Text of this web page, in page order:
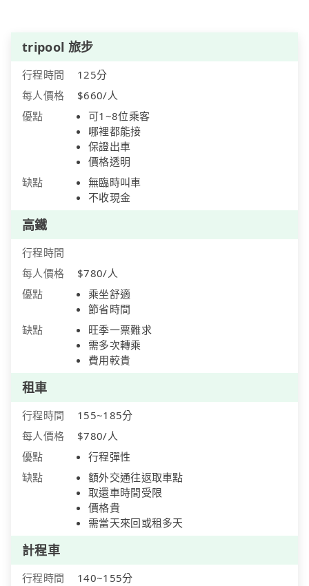
tripool 旅步
行程時間
125分
每人價格
$660/人
優點
可1~8位乘客
哪裡都能接
保證出車
價格透明
缺點
無臨時叫車
不收現金
高鐵
行程時間
每人價格
$780/人
優點
乘坐舒適
節省時間
缺點
旺季一票難求
需多次轉乘
費用較貴
租車
行程時間
155~185分
每人價格
$780/人
優點
行程彈性
缺點
額外交通往返取車點
取還車時間受限
價格貴
需當天來回或租多天
計程車
行程時間
140~155分